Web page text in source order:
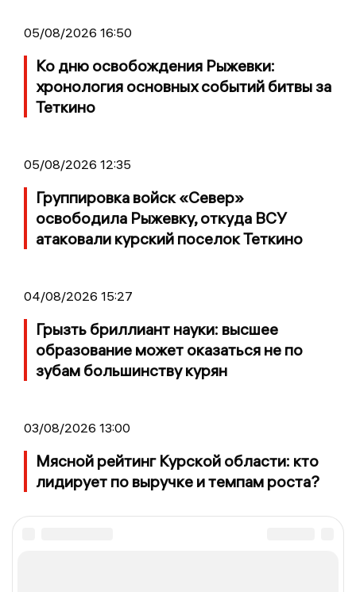
05/08/2026 16:50
Ко дню освобождения Рыжевки:
хронология основных событий битвы за
Теткино
05/08/2026 12:35
Группировка войск «Север»
освободила Рыжевку, откуда ВСУ
атаковали курский поселок Теткино
04/08/2026 15:27
Грызть бриллиант науки: высшее
образование может оказаться не по
зубам большинству курян
03/08/2026 13:00
Мясной рейтинг Курской области: кто
лидирует по выручке и темпам роста?